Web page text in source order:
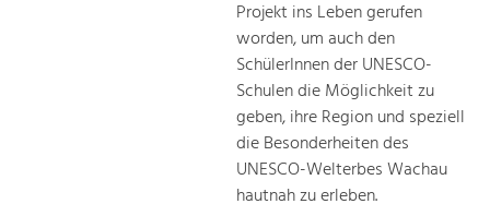
Projekt ins Leben gerufen
worden, um auch den
SchülerInnen der UNESCO-
Schulen die Möglichkeit zu
geben, ihre Region und speziell
die Besonderheiten des
UNESCO-Welterbes Wachau
hautnah zu erleben.